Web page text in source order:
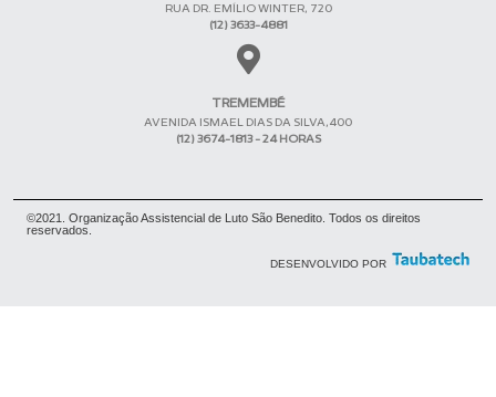
RUA DR. EMÍLIO WINTER, 720
(12) 3633-4881
TREMEMBÉ
AVENIDA ISMAEL DIAS DA SILVA,400
(12) 3674-1813 - 24 HORAS
©2021. Organização Assistencial de Luto São Benedito. Todos os direitos
reservados.
DESENVOLVIDO POR